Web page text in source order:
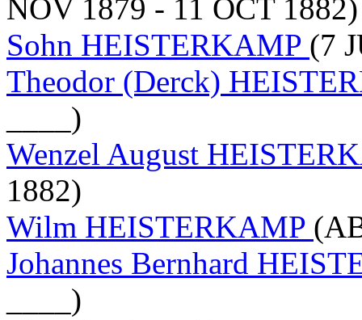
NOV 1879 - 11 OCT 1882)
Sohn HEISTERKAMP (7
Theodor (Derck)
____)
Wenzel August
1882)
Wilm HEISTERKAMP
Johannes Bernhard
____)